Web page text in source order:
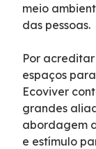
Links Úteis
Carta ao
Notícias
meio
das pessoas.
Por
espaços
Ecoviver
grandes
abordagem
e estímulo